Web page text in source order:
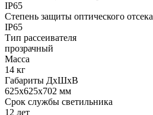
IP65
Степень защиты оптического отсека
IP65
Тип рассеивателя
прозрачный
Масса
14 кг
Габариты ДхШхВ
625x625x702 мм
Срок службы светильника
12 лет